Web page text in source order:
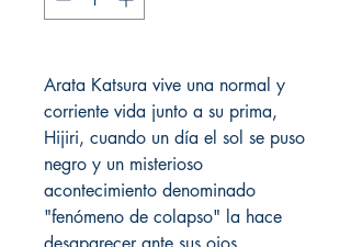
Arata Katsura vive una normal y
corriente vida junto a su prima,
Hijiri, cuando un día el sol se puso
negro y un misterioso
acontecimiento denominado
"fenómeno de colapso" la hace